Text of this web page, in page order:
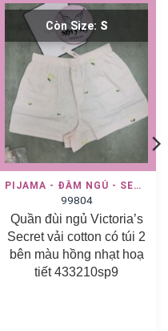
Còn Size: S
PIJAMA - ĐẦM NGỦ - SET NGỦ
99804
Quần đùi ngủ Victoria’s
Secret vải cotton có túi 2
bên màu hồng nhạt hoạ
tiết 433210sp9